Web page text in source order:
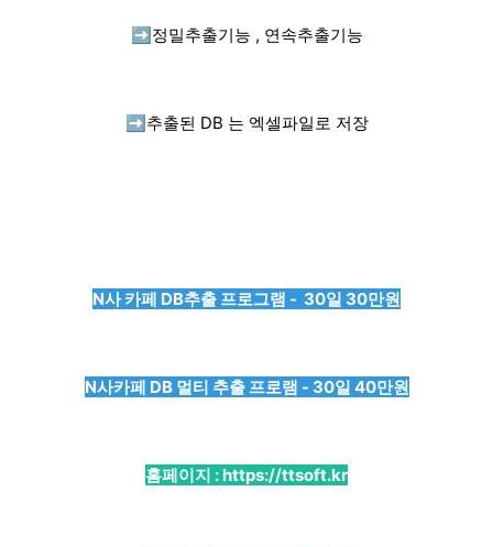
➡️ 정밀추출기능 , 연속추출기능
➡️ 추출된 DB 는 엑셀파일로 저장
N사 카페 DB추출 프로그램 - 30일 30만원
N사카페 DB 멀티 추출 프로램 - 30일 40만원
홈페이지 :https://ttsoft.kr